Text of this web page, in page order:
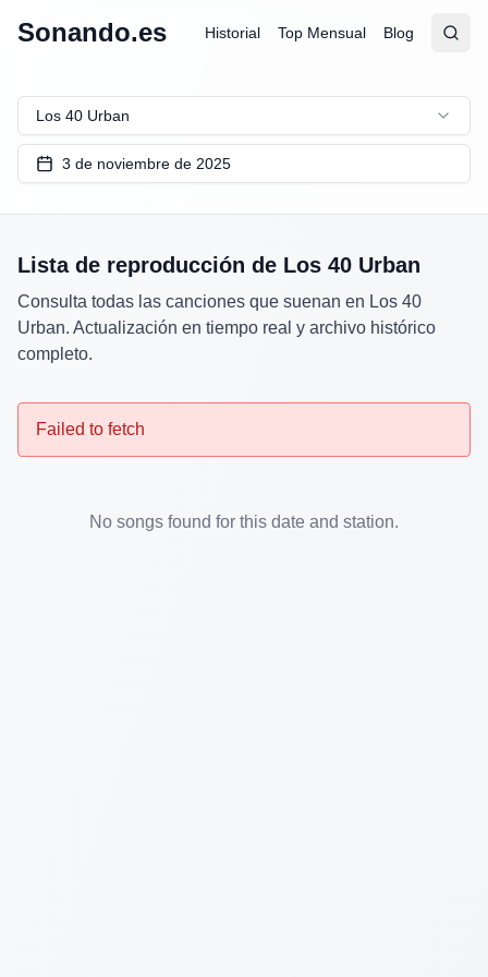
Sonando.es Historial Top Mensual Blog
Abrir
Los 40 Urban
3 de noviembre de 2025
Lista de reproducción de Los 40 Urban
Consulta todas las canciones que suenan en Los 40
Urban. Actualización en tiempo real y archivo histórico
completo.
Failed to fetch
No songs found for this date and station.